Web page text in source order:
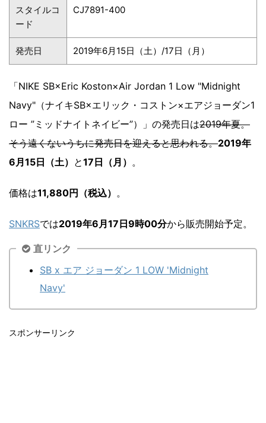
スタイルコ
ード
CJ7891-400
発売日 2019年6月15日（土）/17日（月）
「NIKE SB×Eric Koston×Air Jordan 1 Low "Midnight
Navy"（ナイキSB×エリック・コストン×エアジョーダン1
ロー ”ミッドナイトネイビー”）」の発売日は2019年夏。
そう遠くないうちに発売日を迎えると思われる。2019年
6月15日（土） と17日（月） 。
価格は11,880円（税込） 。
SNKRSでは2019年6月17日9時00分から販売開始予定。
直リンク
SB x エア ジョーダン 1 LOW 'Midnight
Navy'
スポンサーリンク